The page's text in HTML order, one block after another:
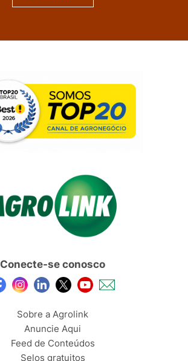
Conecte-se conosco
Sobre a Agrolink
Anuncie Aqui
Feed de Conteúdos
Selos gratuitos